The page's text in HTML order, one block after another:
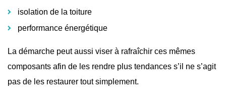
isolation de la toiture
performance énergétique
La démarche peut aussi viser à rafraîchir ces mêmes
composants afin de les rendre plus tendances s’il ne s’agit
pas de les restaurer tout simplement.